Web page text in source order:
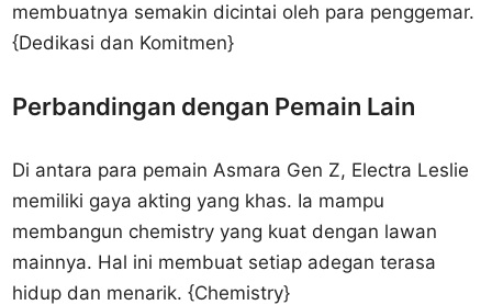
membuatnya semakin dicintai oleh para penggemar.
{Dedikasi dan Komitmen}
Perbandingan dengan Pemain Lain
Di antara para pemain Asmara Gen Z, Electra Leslie
memiliki gaya akting yang khas. Ia mampu
membangun chemistry yang kuat dengan lawan
mainnya. Hal ini membuat setiap adegan terasa
hidup dan menarik. {Chemistry}